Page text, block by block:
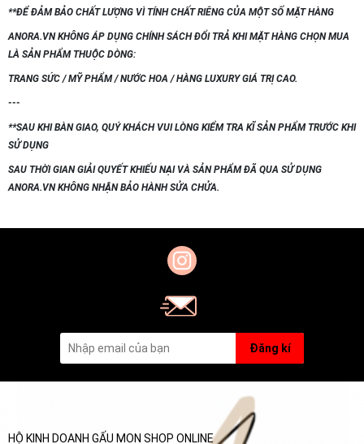
**ĐỂ ĐẢM BẢO CHẤT LƯỢNG VÌ TÍNH CHẤT RIÊNG CỦA MỘT SỐ MẶT HÀNG
ANORA.VN KHÔNG ÁP DỤNG CHÍNH SÁCH ĐỔI TRẢ KHI MẶT HÀNG CHỌN MUA
LÀ SẢN PHẨM THUỘC DÒNG:
TRANG SỨC / MỸ PHẨM / NƯỚC HOA / HÀNG LUXURY GIÁ TRỊ CAO.
---
**SAU KHI BÀN GIAO, QUÝ KHÁCH VUI LÒNG KIỂM TRA KĨ SẢN PHẨM TRƯỚC KHI
SỬ DỤNG
SAU THỜI GIAN GIẢI QUYẾT KHIẾU NẠI VÀ SẢN PHẨM ĐÃ QUA SỬ DỤNG
ANORA.VN KHÔNG NHẬN BẢO HÀNH SỬA CHỬA.
Đăng kí
HỘ KINH DOANH GẤU MON SHOP ONLINE